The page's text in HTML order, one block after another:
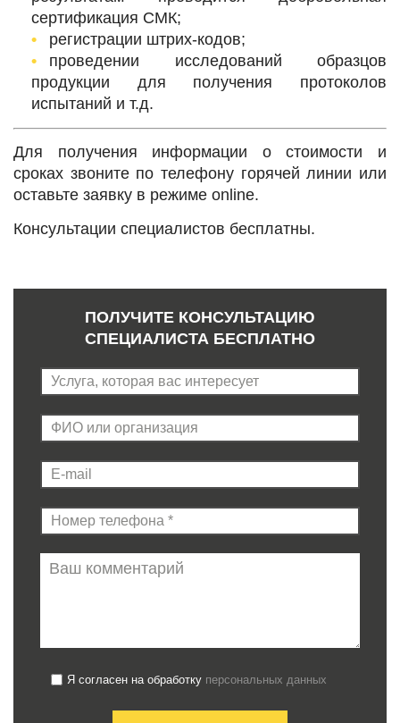
сертификация СМК;
регистрации штрих-кодов;
проведении исследований образцов
продукции для получения протоколов
испытаний и т.д.
Для получения информации о стоимости и
сроках звоните по телефону горячей линии или
оставьте заявку в режиме online.
Консультации специалистов бесплатны.
ПОЛУЧИТЕ КОНСУЛЬТАЦИЮ
СПЕЦИАЛИСТА БЕСПЛАТНО
Я согласен на обработку персональных данных